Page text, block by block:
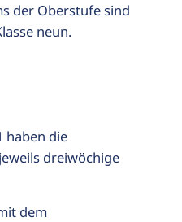
der Oberstufe sind
neun.
haben die
dreiwöchige
dem